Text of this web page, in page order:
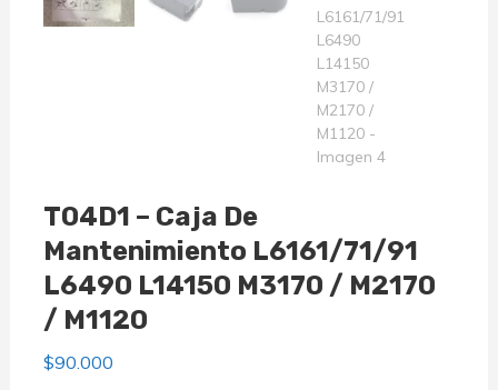
T04D1 – Caja De
Mantenimiento L6161/71/91
L6490 L14150 M3170 / M2170
/ M1120
$90.000